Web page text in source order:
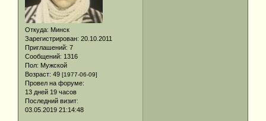
Откуда: Минск
Зарегистрирован: 20.10.2011
Приглашений: 7
Сообщений: 1316
Пол: Мужской
Возраст: 49 [1977-06-09]
Провел на форуме:
13 дней 19 часов
Последний визит:
03.05.2019 21:14:48